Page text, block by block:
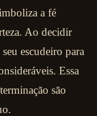
a fé
Ao decidir
escudeiro para
Essa
são